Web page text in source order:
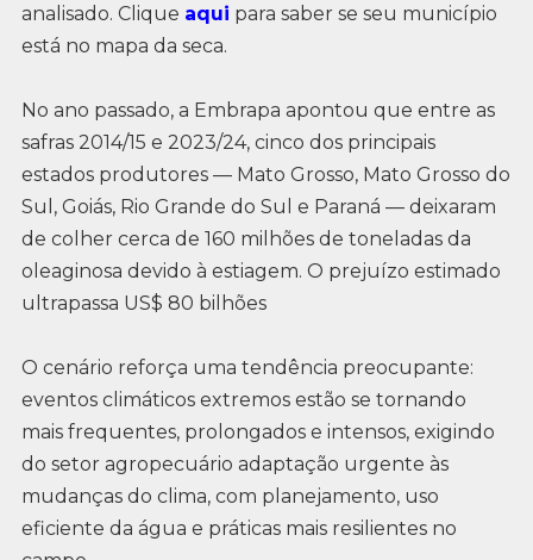
analisado. Clique aqui para saber se seu município
está no mapa da seca.
No ano passado, a Embrapa apontou que entre as
safras 2014/15 e 2023/24, cinco dos principais
estados produtores — Mato Grosso, Mato Grosso do
Sul, Goiás, Rio Grande do Sul e Paraná — deixaram
de colher cerca de 160 milhões de toneladas da
oleaginosa devido à estiagem. O prejuízo estimado
ultrapassa US$ 80 bilhões
O cenário reforça uma tendência preocupante:
eventos climáticos extremos estão se tornando
mais frequentes, prolongados e intensos, exigindo
do setor agropecuário adaptação urgente às
mudanças do clima, com planejamento, uso
eficiente da água e práticas mais resilientes no